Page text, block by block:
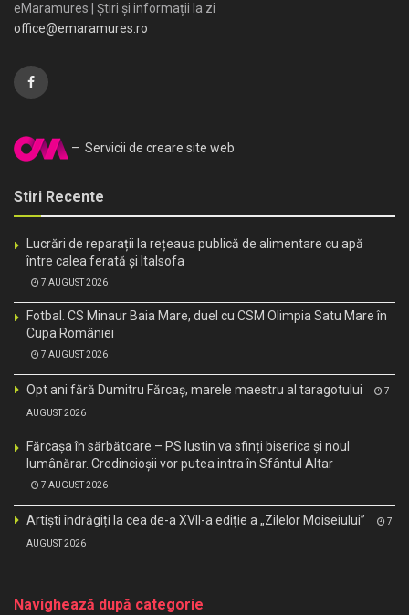
eMaramures | Știri și informații la zi
office@emaramures.ro
– Servicii de creare site web
Stiri Recente
Lucrări de reparații la rețeaua publică de alimentare cu apă
între calea ferată și Italsofa
7 AUGUST 2026
Fotbal. CS Minaur Baia Mare, duel cu CSM Olimpia Satu Mare în
Cupa României
7 AUGUST 2026
Opt ani fără Dumitru Fărcaș, marele maestru al taragotului 7
AUGUST 2026
Fărcașa în sărbătoare – PS Iustin va sfinți biserica și noul
lumânărar. Credincioșii vor putea intra în Sfântul Altar
7 AUGUST 2026
Artiști îndrăgiți la cea de-a XVII-a ediție a „Zilelor Moiseiului” 7
AUGUST 2026
Navighează după categorie